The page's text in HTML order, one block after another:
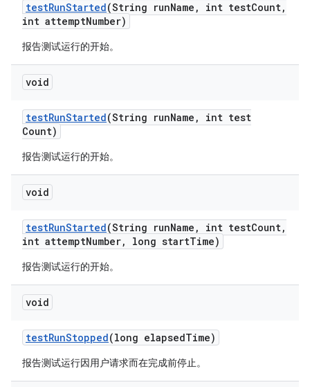
testRunStarted(String runName , int testCount,
int attemptNumber)
报告测试运行的开始。
void
testRunStarted(String runName ,
int test
Count)
报告测试运行的开始。
void
testRunStarted(String runName , int testCount,
int attemptNumber, long startTime)
报告测试运行的开始。
void
testRunStopped(long elapsedTime)
报告测试运行因用户请求而在完成前停止。